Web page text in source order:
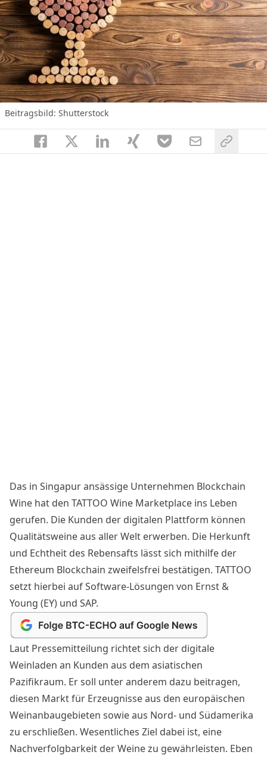
Beitragsbild: Shutterstock
Das in Singapur ansässige Unternehmen Blockchain
Wine hat den TATTOO Wine Marketplace ins Leben
gerufen. Die Kunden der digitalen Plattform können
Qualitätsweine aus aller Welt erwerben. Die Herkunft
und Echtheit des Rebensafts lässt sich mithilfe der
Ethereum Blockchain zweifelsfrei bestätigen. TATTOO
setzt hierbei auf Software-Lösungen von Ernst &
Young (EY) und SAP.
Laut Pressemitteilung richtet sich der digitale
Weinladen an Kunden aus dem asiatischen
Pazifikraum. Er soll unter anderem dazu beitragen,
diesen Markt für Erzeugnisse aus den europäischen
Weinanbaugebieten sowie aus Nord- und Südamerika
zu erschließen. Wesentliches Ziel dabei ist, eine
Nachverfolgbarkeit der Weine zu gewährleisten. Eben